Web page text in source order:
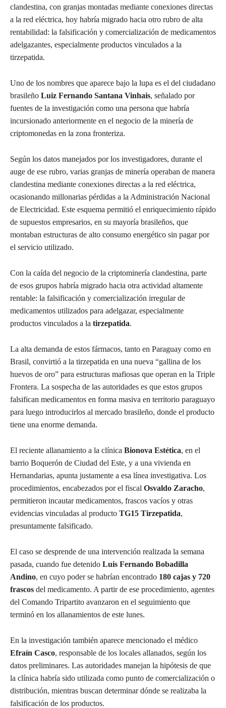
clandestina, con granjas montadas mediante conexiones directas
a la red eléctrica, hoy habría migrado hacia otro rubro de alta
rentabilidad: la falsificación y comercialización de medicamentos
adelgazantes, especialmente productos vinculados a la
tirzepatida.
Uno de los nombres que aparece bajo la lupa es el del ciudadano
brasileño Luiz Fernando Santana Vinhais, señalado por
fuentes de la investigación como una persona que habría
incursionado anteriormente en el negocio de la minería de
criptomonedas en la zona fronteriza.
Según los datos manejados por los investigadores, durante el
auge de ese rubro, varias granjas de minería operaban de manera
clandestina mediante conexiones directas a la red eléctrica,
ocasionando millonarias pérdidas a la Administración Nacional
de Electricidad. Este esquema permitió el enriquecimiento rápido
de supuestos empresarios, en su mayoría brasileños, que
montaban estructuras de alto consumo energético sin pagar por
el servicio utilizado.
Con la caída del negocio de la criptominería clandestina, parte
de esos grupos habría migrado hacia otra actividad altamente
rentable: la falsificación y comercialización irregular de
medicamentos utilizados para adelgazar, especialmente
productos vinculados a la tirzepatida.
La alta demanda de estos fármacos, tanto en Paraguay como en
Brasil, convirtió a la tirzepatida en una nueva “gallina de los
huevos de oro” para estructuras mafiosas que operan en la Triple
Frontera. La sospecha de las autoridades es que estos grupos
falsifican medicamentos en forma masiva en territorio paraguayo
para luego introducirlos al mercado brasileño, donde el producto
tiene una enorme demanda.
El reciente allanamiento a la clínica Bionova Estética, en el
barrio Boquerón de Ciudad del Este, y a una vivienda en
Hernandarias, apunta justamente a esa línea investigativa. Los
procedimientos, encabezados por el fiscal Osvaldo Zaracho,
permitieron incautar medicamentos, frascos vacíos y otras
evidencias vinculadas al producto TG15 Tirzepatida,
presuntamente falsificado.
El caso se desprende de una intervención realizada la semana
pasada, cuando fue detenido Luis Fernando Bobadilla
Andino, en cuyo poder se habrían encontrado 180 cajas y 720
frascos del medicamento. A partir de ese procedimiento, agentes
del Comando Tripartito avanzaron en el seguimiento que
terminó en los allanamientos de este lunes.
En la investigación también aparece mencionado el médico
Efraín Casco, responsable de los locales allanados, según los
datos preliminares. Las autoridades manejan la hipótesis de que
la clínica habría sido utilizada como punto de comercialización o
distribución, mientras buscan determinar dónde se realizaba la
falsificación de los productos.